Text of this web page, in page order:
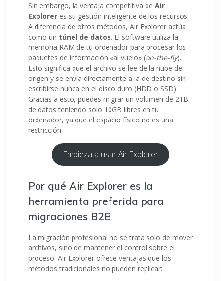
Sin embargo, la ventaja competitiva de Air
Explorer es su gestión inteligente de los recursos.
A diferencia de otros métodos, Air Explorer actúa
como un túnel de datos. El software utiliza la
memoria RAM de tu ordenador para procesar los
paquetes de información «al vuelo» (on-the-fly).
Esto significa que el archivo se lee de la nube de
origen y se envía directamente a la de destino sin
escribirse nunca en el disco duro (HDD o SSD).
Gracias a esto, puedes migrar un volumen de 2TB
de datos teniendo solo 10GB libres en tu
ordenador, ya que el espacio físico no es una
restricción.
Empieza a usar Air Explorer
Por qué Air Explorer es la
herramienta preferida para
migraciones B2B
La migración profesional no se trata solo de mover
archivos, sino de mantener el control sobre el
proceso. Air Explorer ofrece ventajas que los
métodos tradicionales no pueden replicar: